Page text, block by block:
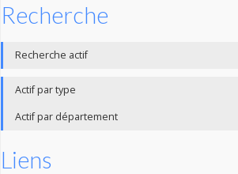
Recherche
Recherche actif
Actif par type
Actif par département
Liens